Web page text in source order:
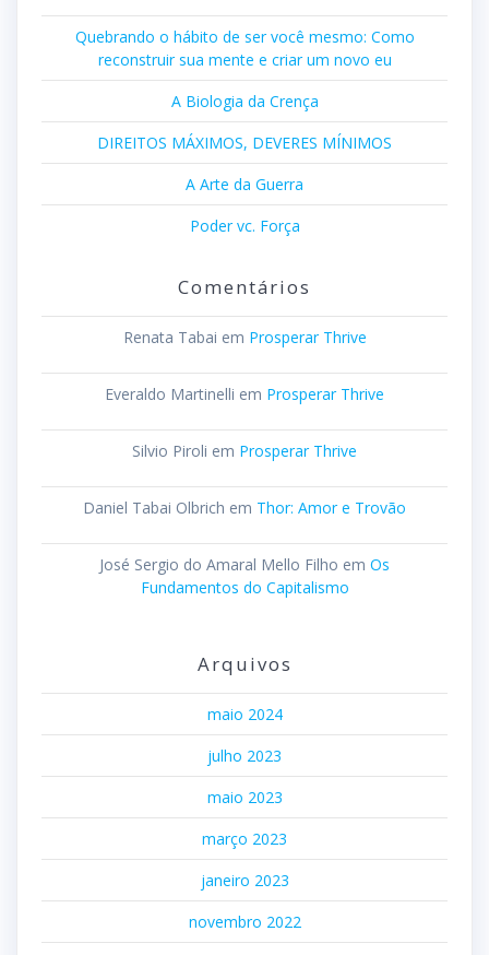
Quebrando o hábito de ser você mesmo: Como
reconstruir sua mente e criar um novo eu
A Biologia da Crença
DIREITOS MÁXIMOS, DEVERES MÍNIMOS
A Arte da Guerra
Poder vc. Força
Comentários
Renata Tabai em Prosperar Thrive
Everaldo Martinelli em Prosperar Thrive
Silvio Piroli em Prosperar Thrive
Daniel Tabai Olbrich em Thor: Amor e Trovão
José Sergio do Amaral Mello Filho em Os
Fundamentos do Capitalismo
Arquivos
maio 2024
julho 2023
maio 2023
março 2023
janeiro 2023
novembro 2022